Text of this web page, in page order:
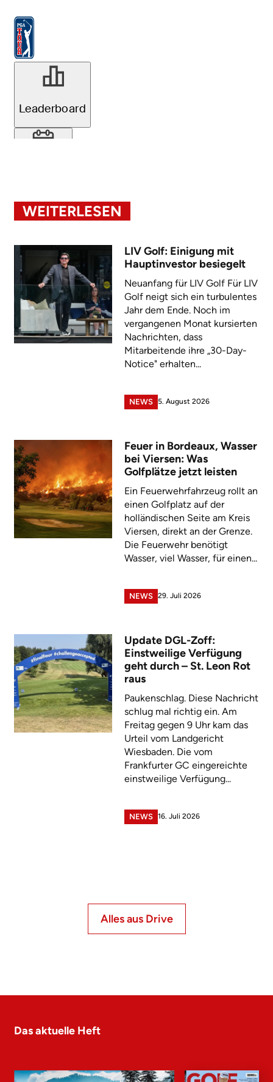
WEITERLESEN
LIV Golf: Einigung mit
Hauptinvestor besiegelt
Neuanfang für LIV Golf Für LIV
Golf neigt sich ein turbulentes
Jahr dem Ende. Noch im
vergangenen Monat kursierten
Nachrichten, dass
Mitarbeitende ihre „30-Day-
Notice" erhalten...
NEWS 5. August 2026
Feuer in Bordeaux, Wasser
bei Viersen: Was
Golfplätze jetzt leisten
Ein Feuerwehrfahrzeug rollt an
einen Golfplatz auf der
holländischen Seite am Kreis
Viersen, direkt an der Grenze.
Die Feuerwehr benötigt
Wasser, viel Wasser, für einen...
NEWS 29. Juli 2026
Update DGL-Zoff:
Einstweilige Verfügung
geht durch – St. Leon Rot
raus
Paukenschlag. Diese Nachricht
schlug mal richtig ein. Am
Freitag gegen 9 Uhr kam das
Urteil vom Landgericht
Wiesbaden. Die vom
Frankfurter GC eingereichte
einstweilige Verfügung...
NEWS 16. Juli 2026
Alles aus Drive
Das aktuelle Heft